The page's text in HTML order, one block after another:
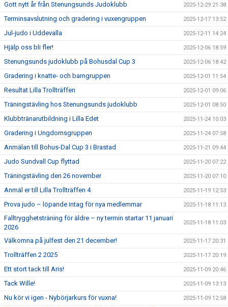
Gott nytt år från Stenungsunds Judoklubb 2025-12-29 21:38
Terminsavslutning och gradering i vuxengruppen 2025-12-17 13:52
Jul-judo i Uddevalla 2025-12-11 14:24
Hjälp oss bli fler! 2025-12-06 18:59
Stenungsunds judoklubb på Bohusdal Cup 3 2025-12-06 18:42
Gradering i knatte- och barngruppen 2025-12-01 11:54
Resultat Lilla Trollträffen 2025-12-01 09:06
Träningstävling hos Stenungsunds judoklubb 2025-12-01 08:50
Klubbtränarutbildning i Lilla Edet 2025-11-24 10:03
Gradering i Ungdomsgruppen 2025-11-24 07:58
Anmälan till Bohus-Dal Cup 3 i Brastad 2025-11-21 09:44
Judo Sundvall Cup flyttad 2025-11-20 07:22
Träningstävling den 26 november 2025-11-20 07:10
Anmäl er till Lilla Trollträffen 4 2025-11-19 12:53
Prova judo – löpande intag för nya medlemmar 2025-11-18 11:13
Falltrygghetsträning för äldre – ny termin startar 11 januari
2026
2025-11-18 11:03
Välkomna på julfest den 21 december! 2025-11-17 20:31
Trollträffen 2 2025 2025-11-17 20:19
Ett stort tack till Aris! 2025-11-09 20:46
Tack Wille! 2025-11-09 13:13
Nu kör vi igen - Nybörjarkurs för vuxna! 2025-11-09 12:58